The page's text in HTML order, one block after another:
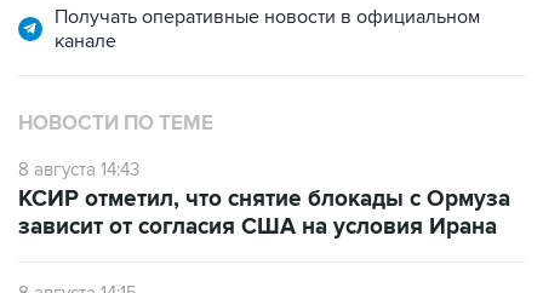
Получать оперативные новости в официальном
канале
НОВОСТИ ПО ТЕМЕ
8 августа 14:43
КСИР отметил, что снятие блокады с Ормуза
зависит от согласия США на условия Ирана